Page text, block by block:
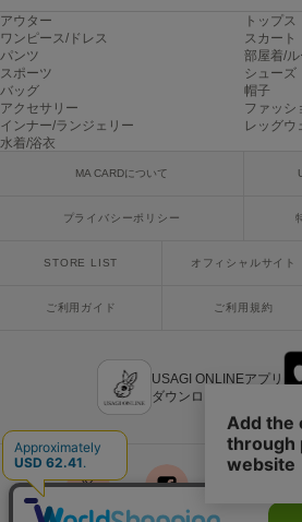
poláura
ポローラ
PUMA
プーマ
Reebok
リーボック
SALOMON
SESAME STREET MARKET
セサミストリートマーケット
SHAKA
シャカ
アウター
トップス
ワンピース/ドレス
スカート
パンツ
部屋着/
スポーツ
シューズ
バッグ
帽子
アクセサリー
ファッシ
インナー/ランジェリー
レッグウ
水着/浴衣
MA CARDについて
プライバシーポリシー
STORE LIST オフィシャルサイト
ご利用ガイド ご利用規約
USAGI ONLINEアプリ
ダウンロードはこちら
x facebook